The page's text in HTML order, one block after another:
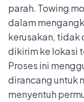
parah. Towing
dalam
kerusakan, tidak
dikirim ke lokasi
Proses ini
dirancang untuk
menyentuh